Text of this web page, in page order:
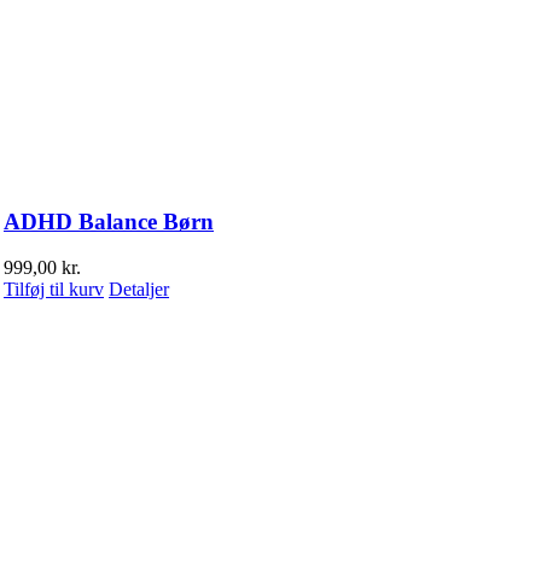
ADHD Balance Børn
999,00 kr.
Tilføj til kurv Detaljer